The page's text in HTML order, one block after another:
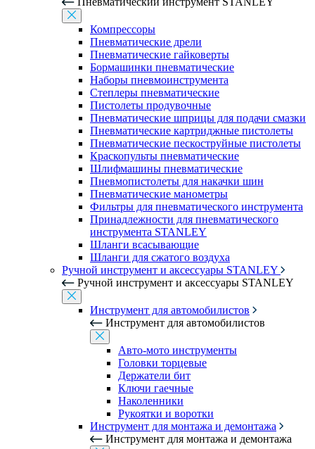
Компрессоры
Пневматические дрели
Пневматические гайковерты
Бормашинки пневматические
Наборы пневмоинструмента
Степлеры пневматические
Пистолеты продувочные
Пневматические шприцы для подачи смазки
Пневматические картриджные пистолеты
Пневматические пескоструйные пистолеты
Краскопульты пневматические
Шлифмашины пневматические
Пневмопистолеты для накачки шин
Пневматические манометры
Фильтры для пневматического инструмента
Принадлежности для пневматического
инструмента STANLEY
Шланги всасывающие
Шланги для сжатого воздуха
Ручной инструмент и аксессуары STANLEY
Ручной инструмент и аксессуары STANLEY
Инструмент для автомобилистов
Инструмент для автомобилистов
Авто-мото инструменты
Головки торцевые
Держатели бит
Ключи гаечные
Наколенники
Рукоятки и воротки
Инструмент для монтажа и демонтажа
Инструмент для монтажа и демонтажа